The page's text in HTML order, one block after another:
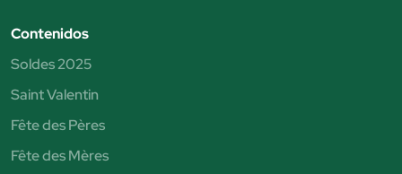
Contenidos
Soldes 2025
Saint Valentin
Fête des Pères
Fête des Mères